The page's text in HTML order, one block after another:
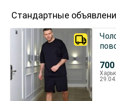
Стандартные
700